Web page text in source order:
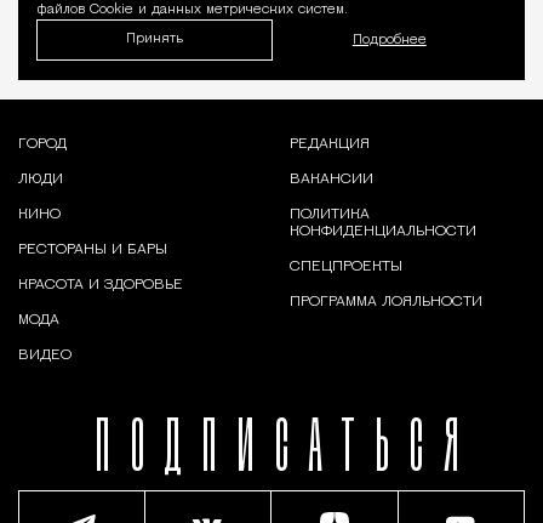
файлов Cookie и данных метрических систем.
Принять Подробнее
ПОДПИСАТЬСЯ
ГОРОД
ЛЮДИ
КИНО
РЕСТОРАНЫ И БАРЫ
КРАСОТА И ЗДОРОВЬЕ
МОДА
ВИДЕО
РЕДАКЦИЯ
ВАКАНСИИ
ПОЛИТИКА
КОНФИДЕНЦИАЛЬНОСТИ
СПЕЦПРОЕКТЫ
ПРОГРАММА ЛОЯЛЬНОСТИ